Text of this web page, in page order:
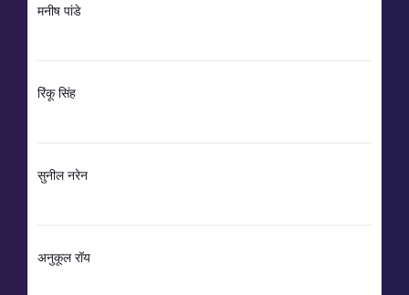
मनीष पांडे
रिंकू सिंह
सुनील नरेन
अनुकूल रॉय